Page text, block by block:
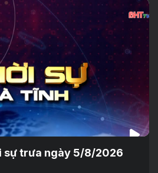
sự trưa ngày 5/8/2026